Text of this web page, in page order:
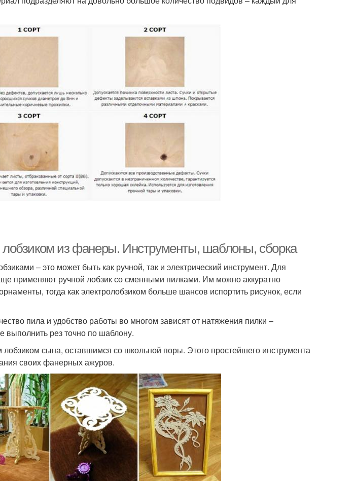
из фанеры. Инструменты, шаблоны, сборка
– это может быть как ручной, так и электрический инструмент. Для
применяют ручной лобзик со сменными пилками. Им можно аккуратно
тогда как электролобзиком больше шансов испортить рисунок, если
пила и удобство работы во многом зависят от натяжения пилки –
выполнить рез точно по шаблону.
лобзиком сына, оставшимся со школьной поры. Этого простейшего инструмента
своих фанерных ажуров.